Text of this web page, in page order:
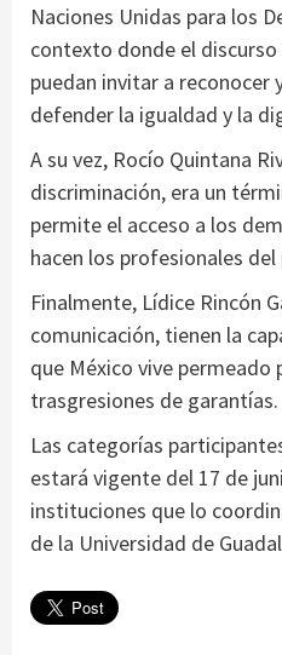
Naciones Unidas para los
contexto donde el
puedan invitar a reconocer
defender la igualdad y la
A su vez, Rocío Quintana
discriminación, era un
permite el acceso a los
hacen los profesionales
Finalmente, Lídice Rincón
comunicación, tienen la
que México vive permeado
trasgresiones de garantías.
Las categorías
estará vigente del 17 de
instituciones que lo
de la Universidad de